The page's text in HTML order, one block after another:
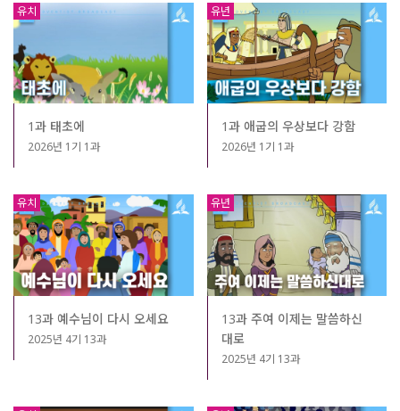
유치
1과 태초에
2026년 1기 1과
유년
1과 애굽의 우상보다 강함
2026년 1기 1과
유치
13과 예수님이 다시 오세요
2025년 4기 13과
유년
13과 주여 이제는 말씀하신
대로
2025년 4기 13과